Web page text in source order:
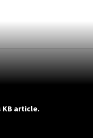
article.